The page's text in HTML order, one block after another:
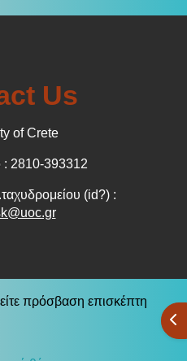
Us
of Crete
2810-393312
(id?) :
πρόσβαση επισκέπτη